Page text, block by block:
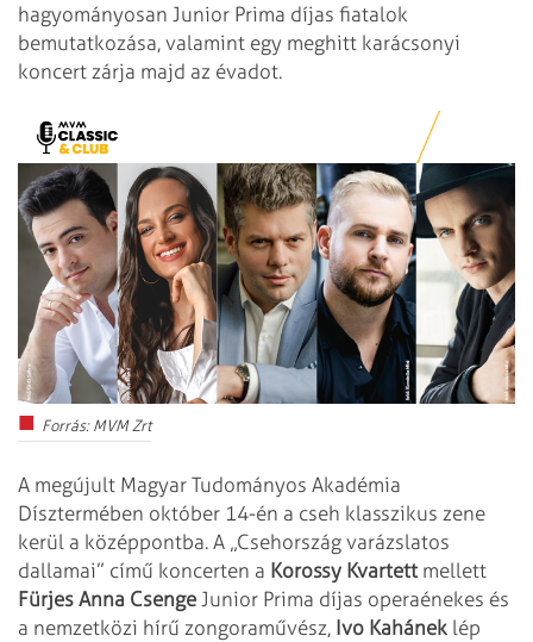
hagyományosan Junior Prima díjas fiatalok
bemutatkozása, valamint egy meghitt karácsonyi
koncert zárja majd az évadot.
Forrás: MVM Zrt
A megújult Magyar Tudományos Akadémia
Dísztermében október 14-én a cseh klasszikus zene
kerül a középpontba. A „Csehország varázslatos
dallamai” című koncerten a Korossy Kvartett mellett
Fürjes Anna Csenge Junior Prima díjas operaénekes és
a nemzetközi hírű zongoraművész, Ivo Kahánek lép